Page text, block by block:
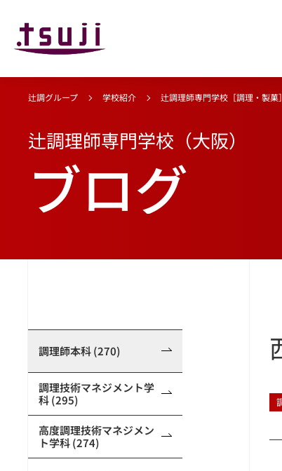
辻調グループ 学校紹介 辻調理師専門学校［調理・製菓
辻調理師専門学校（大阪）
ブログ
調理師本科 (270)
調理技術マネジメント学
科 (295)
高度調理技術マネジメン
ト学科 (274)